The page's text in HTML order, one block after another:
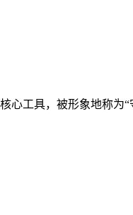
心工具，被形象地称为